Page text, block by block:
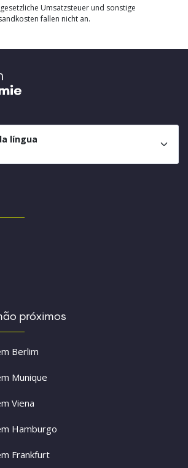
Umsatzsteuer und sonstige
fallen nicht an.
língua
próximos
Berlim
Munique
Viena
Hamburgo
Frankfurt